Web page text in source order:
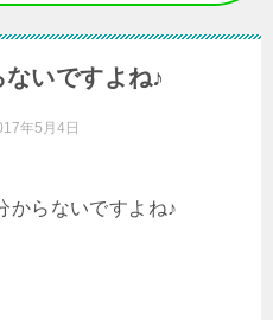
いですよね♪
年5月4日